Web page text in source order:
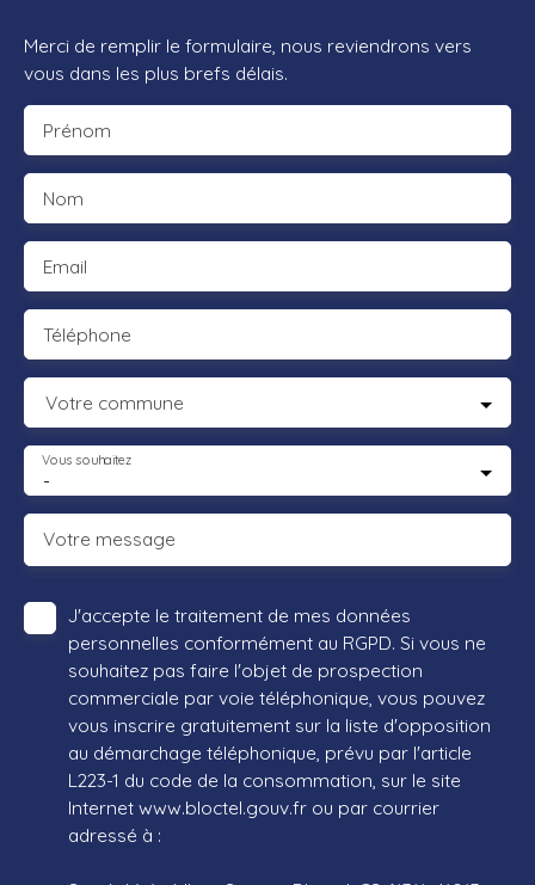
Merci de remplir le formulaire, nous reviendrons vers
vous dans les plus brefs délais.
Prénom
Nom
Email
Téléphone
Votre commune
-
Vous souhaitez
Votre message
J'accepte le traitement de mes données
personnelles conformément au RGPD. Si vous ne
souhaitez pas faire l'objet de prospection
commerciale par voie téléphonique, vous pouvez
vous inscrire gratuitement sur la liste d'opposition
au démarchage téléphonique, prévu par l'article
L223-1 du code de la consommation, sur le site
Internet www.bloctel.gouv.fr ou par courrier
adressé à :